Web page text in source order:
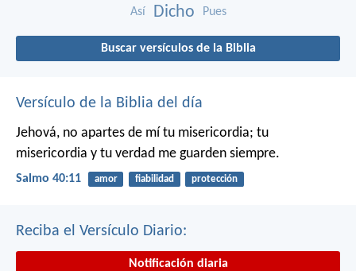
Así Dicho Pues
Buscar versículos de la Biblia
Versículo de la Biblia del día
Jehová, no apartes de mí tu misericordia; tu
misericordia y tu verdad me guarden siempre.
Salmo 40:11 amor fiabilidad protección
Reciba el Versículo Diario:
Notificación diaria